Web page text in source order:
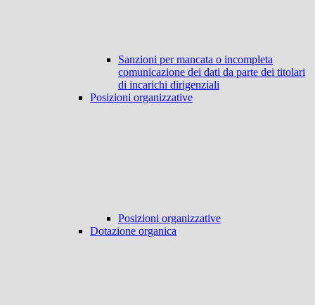
Sanzioni per mancata o incompleta
comunicazione dei dati da parte dei titolari
di incarichi dirigenziali
Posizioni organizzative
Posizioni organizzative
Dotazione organica